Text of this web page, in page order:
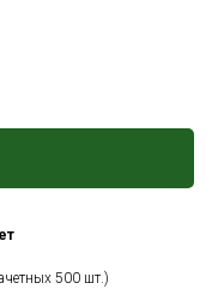
500 шт.)